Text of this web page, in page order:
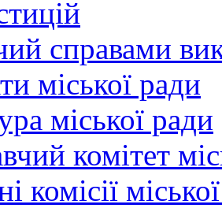
справами
міської ради
міської ради
комітет
комісії